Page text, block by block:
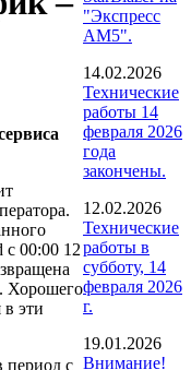
с 00:00 12
Хорошего
эти
период с
"Экспресс
АМ5".
14.02.2026
Технические
работы 14
февраля 2026
года
закончены.
12.02.2026
Технические
работы в
субботу, 14
февраля 2026
г.
19.01.2026
Внимание!